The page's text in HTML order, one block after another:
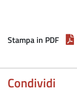
Stampa in PDF
Condividi